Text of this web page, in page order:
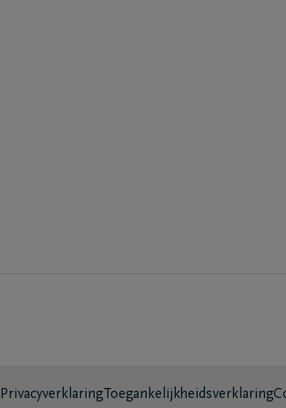
Privacyverklaring Toegankelijkheidsverklaring